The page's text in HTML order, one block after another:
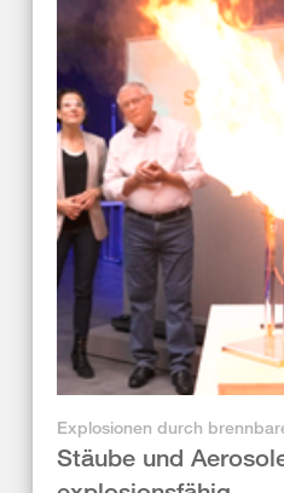
Explosionen durch
Stäube und